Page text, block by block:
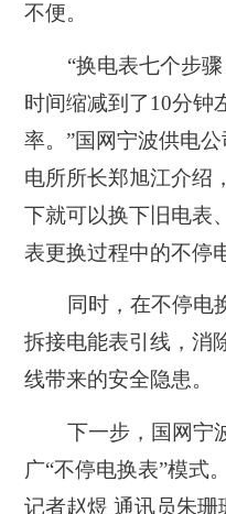
不便。
“换电表七个步
时间缩减到了10分钟
率。”国网宁波供电
电所所长郑旭江介绍
下就可以换下旧电表
表更换过程中的不停
同时，在不停电
拆接电能表引线，消
线带来的安全隐患。
下一步，国网宁
广“不停电换表”模式
记者赵煜 通讯员朱珊